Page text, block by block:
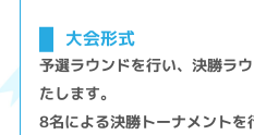
大会形式
予選ラウンドを行い、決勝ラ
たします。
8名による決勝トーナメントを